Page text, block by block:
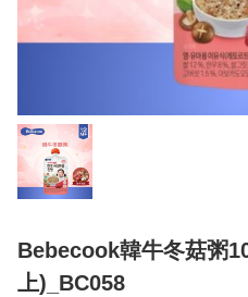
Bebecook韓牛冬菇粥
上)_BC058